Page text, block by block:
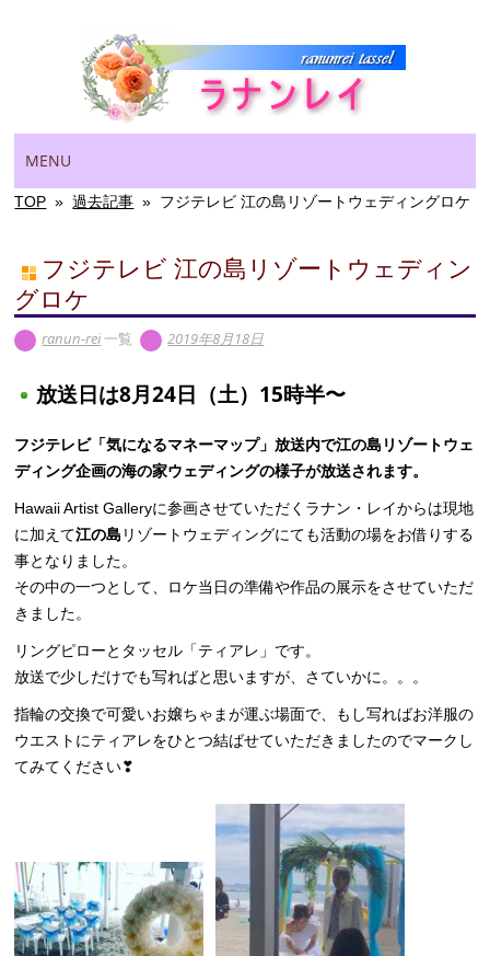
Main menu
to
content
MENU
TOP »過去記事 » フジテレビ 江の島リゾートウェディングロケ
フジテレビ 江の島リゾートウェディン
グロケ
ranun-rei一覧 2019年8月18日
放送日は8月24日（土）15時半〜
フジテレビ「気になるマネーマップ」放送内で江の島リゾートウェ
ディング企画の海の家ウェディングの様子が放送されます。
Hawaii Artist Galleryに参画させていただくラナン・レイからは現地
に加えて江の島 リゾートウェディングにても活動の場をお借りする
事となりました。
その中の一つとして、ロケ当日の準備や作品の展示をさせていただ
きました。
リングピローとタッセル「ティアレ」です。
放送で少しだけでも写ればと思いますが、さていかに。。。
指輪の交換で可愛いお嬢ちゃまが運ぶ場面で、もし写ればお洋服の
ウエストにティアレをひとつ結ばせていただきましたのでマークし
てみてください❣